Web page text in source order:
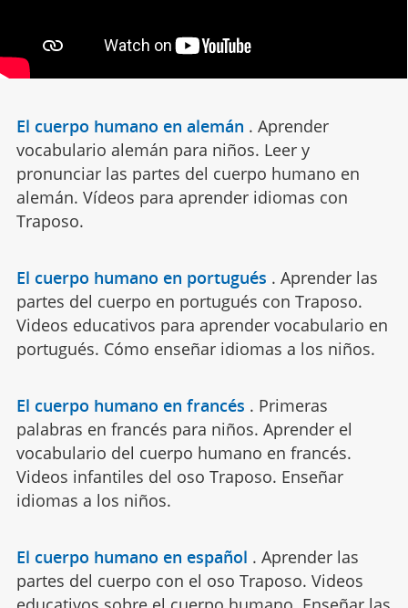
El cuerpo humano en alemán . Aprender
vocabulario alemán para niños. Leer y
pronunciar las partes del cuerpo humano en
alemán. Vídeos para aprender idiomas con
Traposo.
El cuerpo humano en portugués . Aprender las
partes del cuerpo en portugués con Traposo.
Videos educativos para aprender vocabulario en
portugués. Cómo enseñar idiomas a los niños.
El cuerpo humano en francés . Primeras
palabras en francés para niños. Aprender el
vocabulario del cuerpo humano en francés.
Videos infantiles del oso Traposo. Enseñar
idiomas a los niños.
El cuerpo humano en español . Aprender las
partes del cuerpo con el oso Traposo. Videos